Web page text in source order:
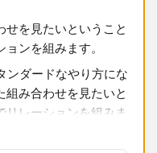
せを見たいということ
ンを組みます。